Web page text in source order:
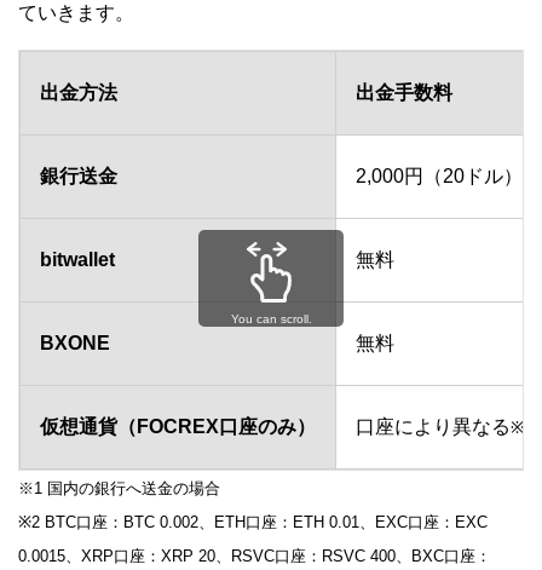
ていきます。
出金方法 出金手数料
銀行送金 2,000円（20ドル）
bitwallet 無料
BXONE 無料
仮想通貨（FOCREX口座のみ） 口座により異なる※2
You can scroll.
※1 国内の銀行へ送金の場合
※2 BTC口座：BTC 0.002、ETH口座：ETH 0.01、EXC口座：EXC
0.0015、XRP口座：XRP 20、RSVC口座：RSVC 400、BXC口座：